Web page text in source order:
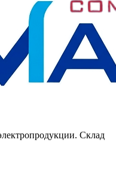
Склад